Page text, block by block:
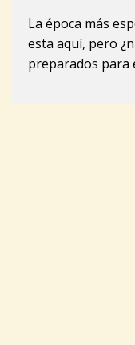
La época más
esta aquí, pero
preparados para